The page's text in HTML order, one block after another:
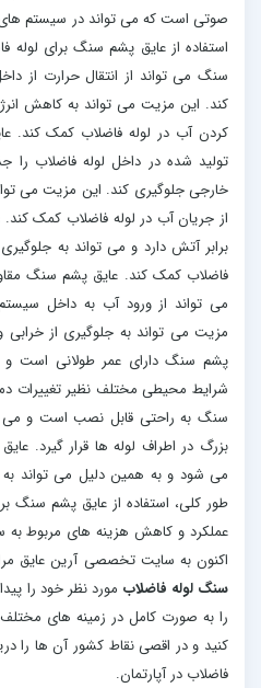
صوتی است که می تواند در سیستم های
استفاده از عایق پشم سنگ برای لوله
سنگ می تواند از انتقال حرارت از
کند. این مزیت می تواند به کاهش
کردن آب در لوله فاضلاب کمک کند.
تولید شده در داخل لوله فاضلاب را
خارجی جلوگیری کند. این مزیت می
از جریان آب در لوله فاضلاب کمک
برابر آتش دارد و می تواند به
فاضلاب کمک کند. عایق پشم سنگ
می تواند از ورود آب به داخل
مزیت می تواند به جلوگیری از
پشم سنگ دارای عمر طولانی است و
شرایط محیطی مختلف نظیر تغییرات
سنگ به راحتی قابل نصب است و می
بزرگ در اطراف لوله ها قرار گیرد.
می شود و به همین دلیل می تواند
طور کلی، استفاده از عایق پشم سنگ
عملکرد و کاهش هزینه های مربوط
اکنون به سایت تخصصی آرین عایق
سنگ لوله فاضلاب مورد نظر خود را
را به صورت کامل در زمینه های
کنید و در اقصی نقاط کشور آن ها را
فاضلاب در آپارتمان.